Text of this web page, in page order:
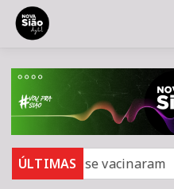
ÚLTIMAS
16 não se vacinaram